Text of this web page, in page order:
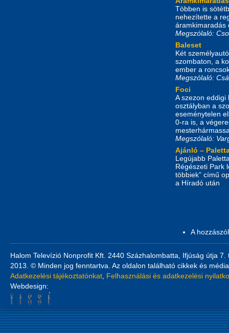
Többen is
nehezítette a
áramkimaradás
Megszólaló:
Baleset
Két
szombaton, a
ember a
Megszólaló:
Foci
A szezon eddigi
osztályban a
eseménytelen
0-ra is, a
Megszólaló:
Ajánló –
Legújabb
Régészeti Park
többiek” című
a Híradó után
A
Halom Televízió Nonprofit Kft. 2440 Százhalombatta, Ifjúság útja
2013. © Minden jog fenntartva. Az oldalon található cikkek és
Adatkezelési tájékoztatónkat Felhasználási és adatkezelési
Webdesign: